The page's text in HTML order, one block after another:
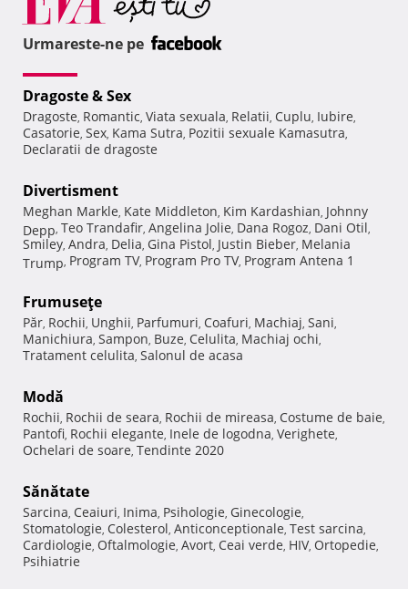
Urmareste-ne pe
Dragoste & Sex
Dragoste, Romantic, Viata sexuala, Relatii, Cuplu, Iubire,
Casatorie, Sex, Kama Sutra, Pozitii sexuale Kamasutra,
Declaratii de dragoste
Divertisment
Meghan Markle, Kate Middleton, Kim Kardashian, Johnny
Depp, Teo Trandafir, Angelina Jolie, Dana Rogoz, Dani Otil,
Smiley, Andra, Delia, Gina Pistol, Justin Bieber, Melania
Trump, Program TV, Program Pro TV, Program Antena 1
Frumuseţe
Păr, Rochii, Unghii, Parfumuri, Coafuri, Machiaj, Sani,
Manichiura, Sampon, Buze, Celulita, Machiaj ochi,
Tratament celulita, Salonul de acasa
Modă
Rochii, Rochii de seara, Rochii de mireasa, Costume de baie,
Pantofi, Rochii elegante, Inele de logodna, Verighete,
Ochelari de soare, Tendinte 2020
Sănătate
Sarcina, Ceaiuri, Inima, Psihologie, Ginecologie,
Stomatologie, Colesterol, Anticonceptionale, Test sarcina,
Cardiologie, Oftalmologie, Avort, Ceai verde, HIV, Ortopedie,
Psihiatrie